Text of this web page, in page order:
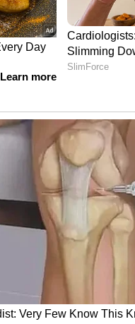
ഇന്ദു
വിധി